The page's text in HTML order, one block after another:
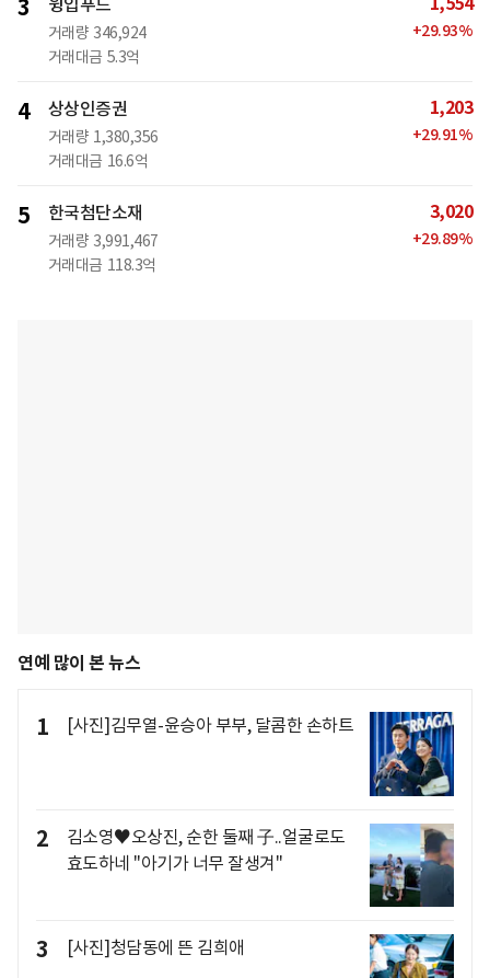
3 윙입푸드
거래량 346,924
거래대금 5.3억
+29.93%
4 상상인증권
거래량 1,380,356
거래대금 16.6억
1,203
+29.91%
5 한국첨단소재
거래량 3,991,467
거래대금 118.3억
3,020
+29.89%
연예 많이 본 뉴스
1 [사진]김무열-윤승아 부부, 달콤한 손하트
2
김소영♥오상진, 순한 둘째 子..얼굴로도
효도하네 "아기가 너무 잘생겨"
3 [사진]청담동에 뜬 김희애